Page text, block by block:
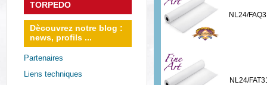
TORPEDO
Dècouvrez notre blog :
news, profils ...
Partenaires
Liens techniques
NL24/
NL24/